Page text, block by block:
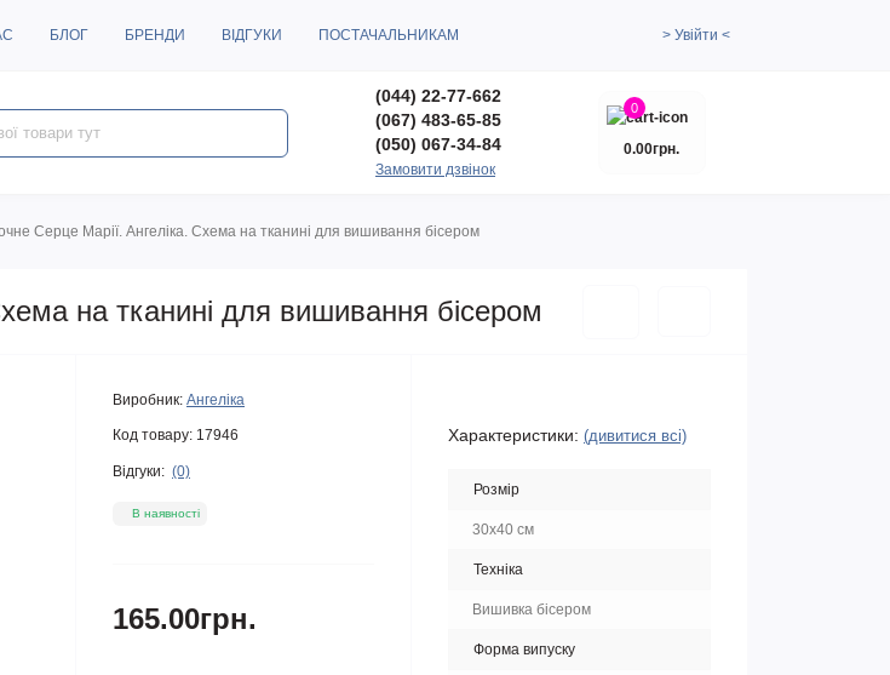
БЛОГ БРЕНДИ ВІДГУКИ ПОСТАЧАЛЬНИКАМ > Увійти <
(044) 22-77-662
(067) 483-65-85
(050) 067-34-84
Замовити дзвінок
0
0.00грн.
Серце Марії. Ангеліка. Схема на тканині для вишивання бісером
на тканині для вишивання бісером
Виробник: Ангеліка
Код товару: 17946
Відгуки: (0)
В наявності
165.00грн.
Характеристики: (дивитися всі)
Розмір
30x40 см
Техніка
Вишивка бісером
Форма випуску